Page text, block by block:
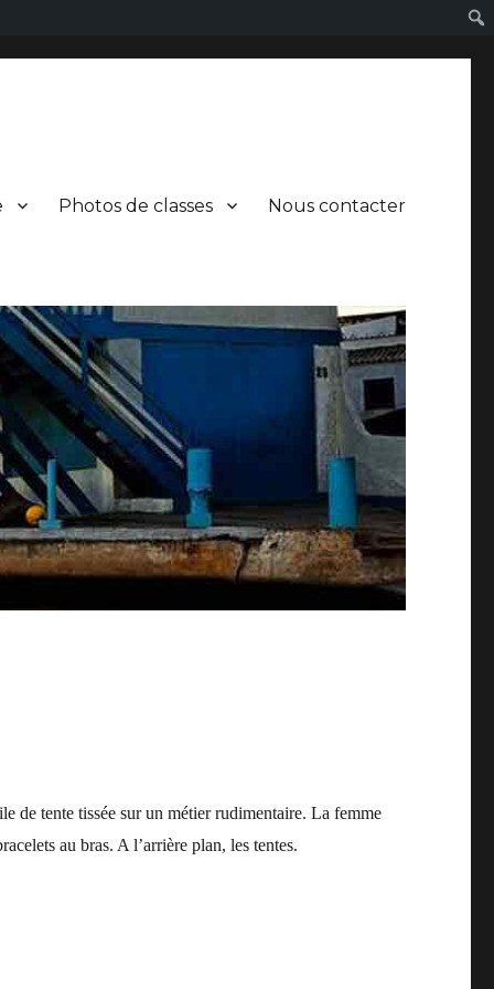
Photos de classes Nous contacter
de tente tissée sur un métier rudimentaire. La femme
au bras. A l’arrière plan, les tentes.